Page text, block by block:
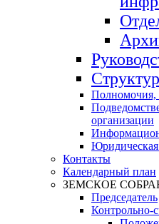
Полномочия,
организации
Контакты
Календарный план
ЗЕМСКОЕ
Председатель
Контрольно-